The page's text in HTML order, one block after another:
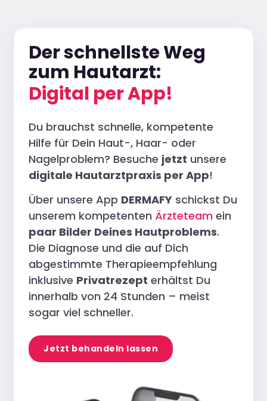
Der schnellste Weg
zum Hautarzt:
Digital per App!
Du brauchst schnelle, kompetente
Hilfe für Dein Haut-, Haar- oder
Nagelproblem? Besuche jetzt unsere
digitale Hautarztpraxis per App!
Über unsere App DERMAFY schickst Du
unserem kompetenten Ärzteteam ein
paar Bilder Deines Hautproblems.
Die Diagnose und die auf Dich
abgestimmte Therapieempfehlung
inklusive Privatrezept erhältst Du
innerhalb von 24 Stunden – meist
sogar viel schneller.
Jetzt behandeln lassen